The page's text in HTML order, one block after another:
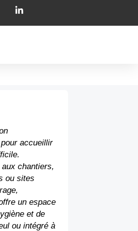
accueillir
chantiers,
ou sites
un espace
et de
ou intégré à